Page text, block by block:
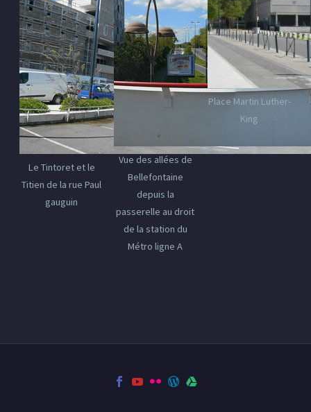
Le Tintoret et le
Titien de la rue Paul
gauguin
Vue des allées de
Bellefontaine
depuis la
passerelle au droit
de la station du
Métro ligne A
Place Martin Luther-
King